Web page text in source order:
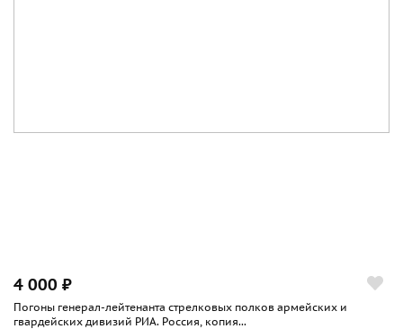
4 000 ₽
Погоны генерал-лейтенанта стрелковых полков армейских и
гвардейских дивизий РИА. Россия, копия...